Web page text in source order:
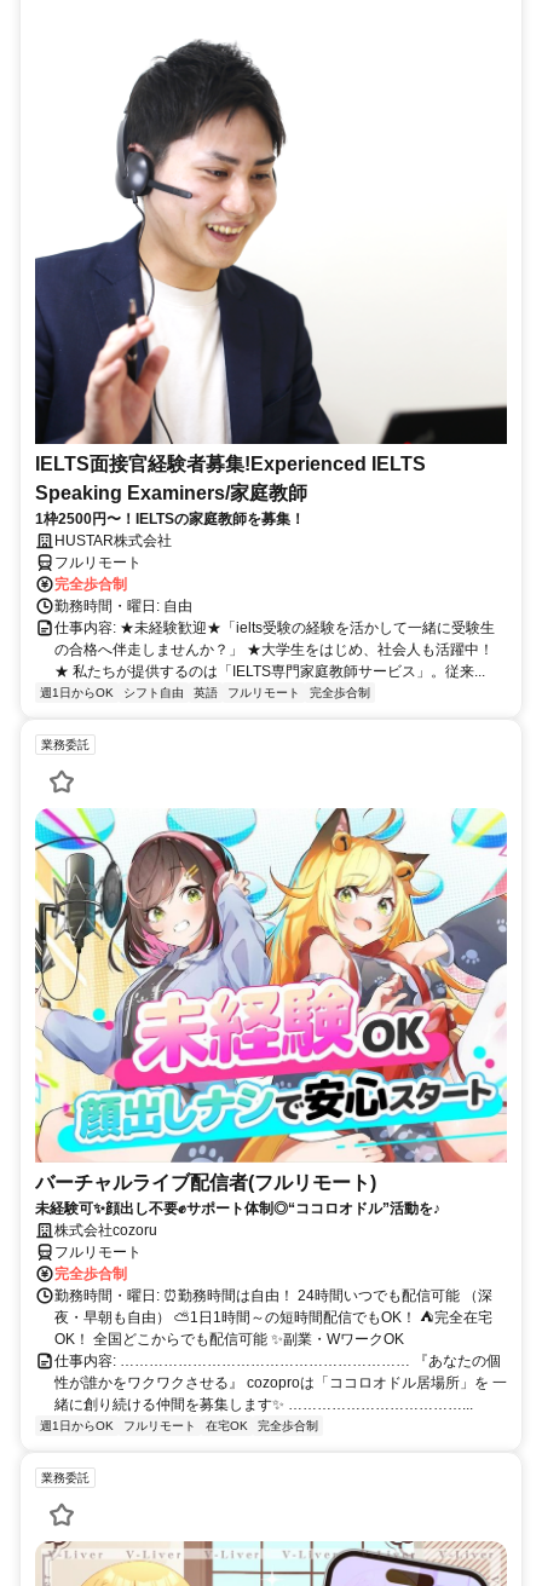
IELTS面接官経験者募集!Experienced IELTS
Speaking Examiners/家庭教師
1枠2500円〜！IELTSの家庭教師を募集！
HUSTAR株式会社
フルリモート
完全歩合制
勤務時間・曜日: 自由
仕事内容: ★未経験歓迎★「ielts受験の経験を活かして一緒に受験生
の合格へ伴走しませんか？」 ★大学生をはじめ、社会人も活躍中！
★ 私たちが提供するのは「IELTS専門家庭教師サービス」。従来...
週1日からOK シフト自由 英語 フルリモート 完全歩合制
業務委託
バーチャルライブ配信者(フルリモート)
未経験可✨顔出し不要✊サポート体制◎“ココロオドル”活動を♪
株式会社cozoru
フルリモート
完全歩合制
勤務時間・曜日: ⏰勤務時間は自由！ 24時間いつでも配信可能 （深
夜・早朝も自由） ⛅1日1時間～の短時間配信でもOK！ ⛺完全在宅
OK！ 全国どこからでも配信可能 ✨副業・WワークOK
仕事内容: …………………………………………………… 『あなたの個
性が誰かをワクワクさせる』 cozoproは「ココロオドル居場所」を 一
緒に創り続ける仲間を募集します✨ ………………………………...
週1日からOK フルリモート 在宅OK 完全歩合制
業務委託